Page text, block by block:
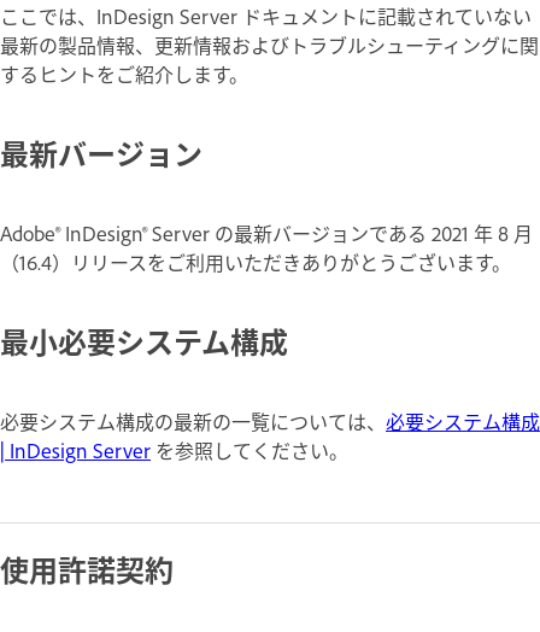
ここでは、InDesign Server ドキュメントに記載されていない
最新の製品情報、更新情報およびトラブルシューティングに関
するヒントをご紹介します。
最新バージョン
Adobe®InDesign® Server の最新バージョンである 2021 年 8 月
（16.4）リリースをご利用いただきありがとうございます。
最小必要システム構成
必要システム構成の最新の一覧については、 必要システム構成
| InDesign Server を参照してください。
使用許諾契約